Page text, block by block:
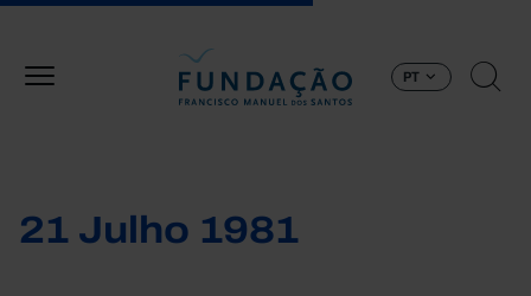
PT
21 Julho 1981